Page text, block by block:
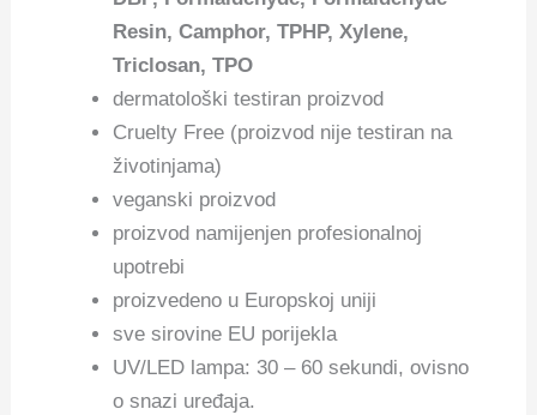
Resin, Camphor, TPHP, Xylene,
Triclosan, TPO
dermatološki testiran proizvod
Cruelty Free (proizvod nije testiran na
životinjama)
veganski proizvod
proizvod namijenjen profesionalnoj
upotrebi
proizvedeno u Europskoj uniji
sve sirovine EU porijekla
UV/LED lampa: 30 – 60 sekundi, ovisno
o snazi uređaja.